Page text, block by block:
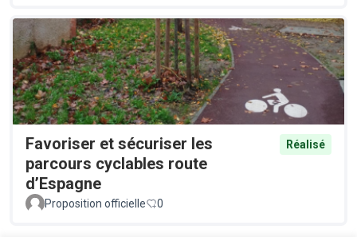
Favoriser et sécuriser les
parcours cyclables route
d’Espagne
Réalisé
Proposition officielle 0